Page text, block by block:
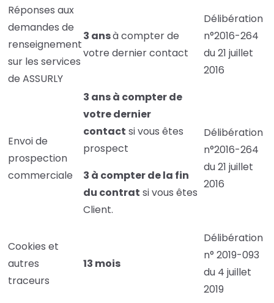
Réponses aux
demandes de
renseignement
sur les services
de ASSURLY
3 ansà compter de
votre dernier contact
Délibération
n°2016-264
du 21 juillet
2016
Envoi de
prospection
commerciale
3 ans à compter de
votre dernier
contact si vous êtes
prospect
3 à compter de la fin
du contrat si vous êtes
Client.
Délibération
n°2016-264
du 21 juillet
2016
Cookies et
autres
traceurs
13 mois
Délibération
n° 2019-093
du 4 juillet
2019